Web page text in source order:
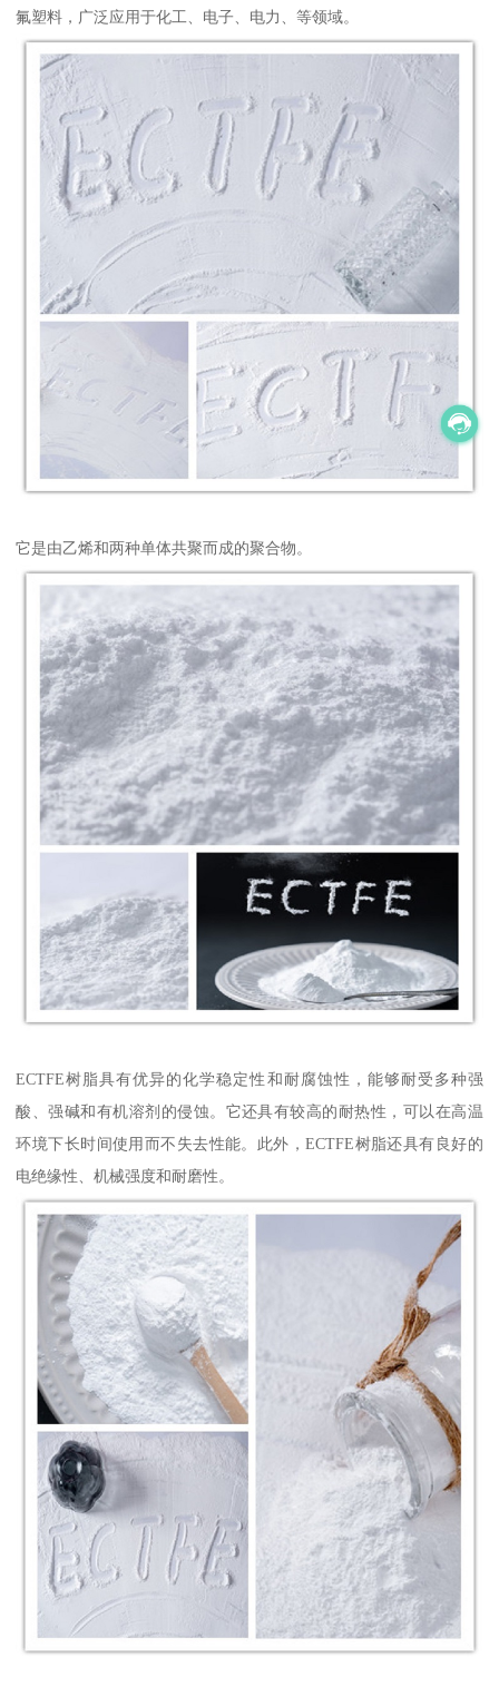
氟塑料，广泛应用于化工、电子、电力、等领域。
它是由乙烯和两种单体共聚而成的聚合物。
ECTFE树脂具有优异的化学稳定性和耐腐蚀性，能够耐受多种强
酸、强碱和有机溶剂的侵蚀。它还具有较高的耐热性，可以在高温
环境下长时间使用而不失去性能。此外，ECTFE树脂还具有良好的
电绝缘性、机械强度和耐磨性。